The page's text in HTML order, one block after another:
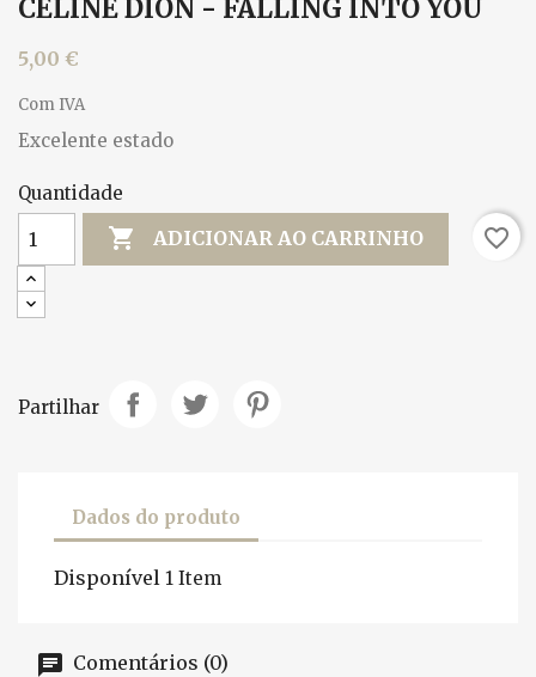
CELINE DION - FALLING INTO YOU
5,00 €
Com IVA
Excelente estado
Quantidade
 ADICIONAR AO CARRINHO favorite_border
Partilhar
Dados do produto
Disponível 1 Item
Comentários (0)